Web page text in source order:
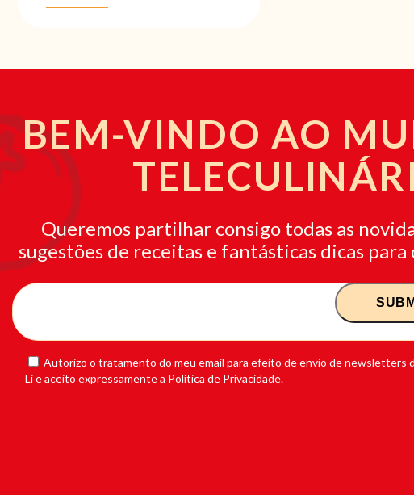
BEM-VINDO AO
Queremos partilhar consigo todas as
sugestões de receitas e fantásticas dicas para
Autorizo o tratamento do meu email para efeito de envio de newsletters
Li e aceito expressamente a Política de Privacidade.